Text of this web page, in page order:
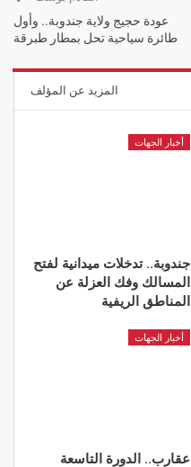
عودة حجيج ولاية جندوبة.. وأول
طائرة سياحية تحل بمطار طبرقة
المزيد عن المؤلف
أخبار الجهات
جندوبة.. تدخلات ميدانية لفتح
المسالك وفك العزلة عن
المناطق الريفية
أخبار الجهات
عقارب.. الدورة التاسعة